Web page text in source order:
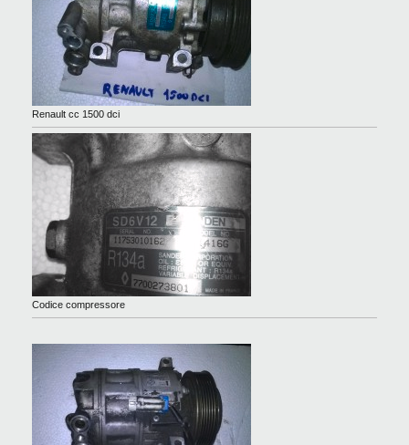
Renault cc 1500 dci
Codice compressore